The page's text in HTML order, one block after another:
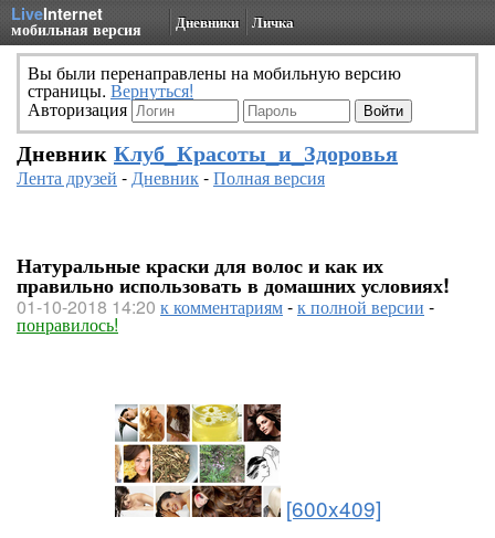
LiveInternet
мобильная версия Дневники Личка
Вы были перенаправлены на мобильную версию
страницы. Вернуться!
Авторизация
Дневник Клуб_Красоты_и_Здоровья
Лента друзей -Дневник-Полная версия
Натуральные краски для волос и как их
правильно использовать в домашних условиях!
01-10-2018 14:20 к комментариям-к полной версии -
понравилось!
[600x409]